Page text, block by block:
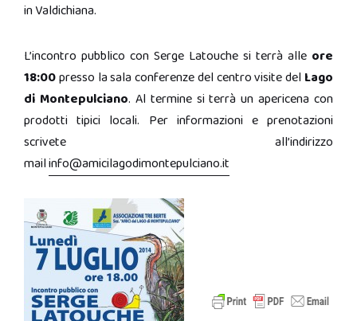
in Valdichiana.
L’incontro pubblico con Serge Latouche si terrà alle ore
18:00presso la sala conferenze del centro visite del Lago
di Montepulciano. Al termine si terrà un apericena con
prodotti tipici locali. Per informazioni e prenotazioni
scrivete all’indirizzo
mailinfo@amicilagodimontepulciano.it